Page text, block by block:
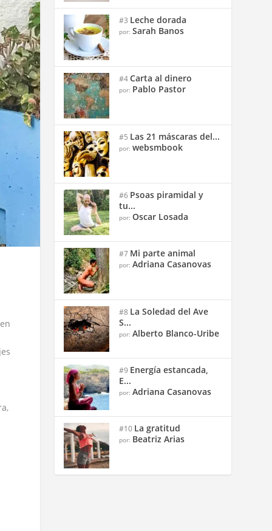
#3 Leche dorada
por:Sarah Banos
#4Carta al dinero
por: Pablo Pastor
#5 Las 21 máscaras del...
por:websmbook
#6 Psoas piramidal y
tu...
por:Oscar Losada
#7 Mi parte animal
por:Adriana Casanovas
#8 La Soledad del Ave
S...
por:Alberto Blanco-Uribe
#9 Energía estancada,
E...
por:Adriana Casanovas
#10 La gratitud
por: Beatriz Arias